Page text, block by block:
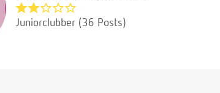
Juniorclubber (36 Posts)